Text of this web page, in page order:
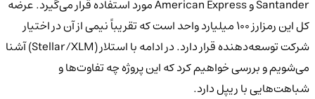
SantanderوAmerican Express
مورد استفاده قرار می‌گیرد. عرضه
کل این رمزارز ۱۰۰ میلیارد واحد است که تقریباً نیمی از آن در اختیار
شرکت توسعه‌دهنده قرار دارد.
در ادامه با استلار (Stellar/XLM) آشنا
می‌شویم و بررسی خواهیم کرد که این پروژه چه تفاوت‌ها و
شباهت‌هایی با ریپل دارد.